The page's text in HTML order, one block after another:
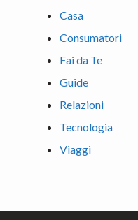
Casa
Consumatori
Fai da Te
Guide
Relazioni
Tecnologia
Viaggi